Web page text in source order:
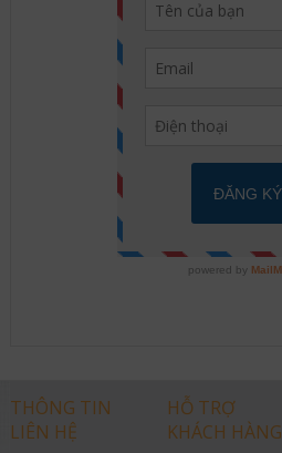
THÔNG TIN
LIÊN HỆ
HỖ TRỢ
KHÁCH HÀNG